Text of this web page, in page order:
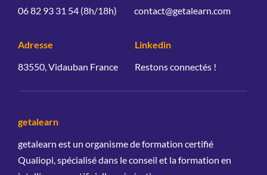
06 82 93 31 54 (8h/18h)
contact@getalearn.com
Adresse
83550, Vidauban France
Linkedin
Restons connectés !
getalearn
getalearn est un organisme de formation certifié
Qualiopi, spécialisé dans le conseil et la formation en